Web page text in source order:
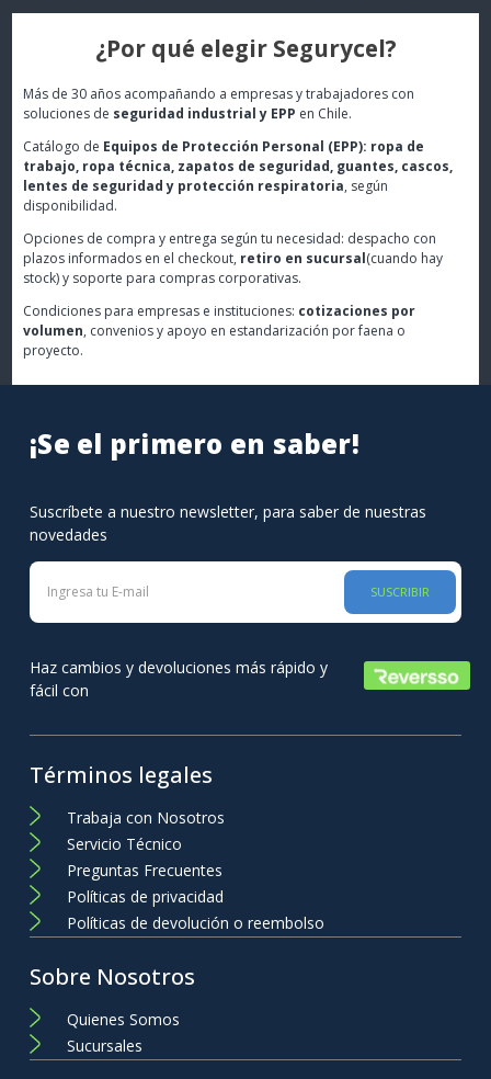
¿Por qué elegir Segurycel?
Más de 30 años acompañando a empresas y trabajadores con
soluciones de seguridad industrial y EPP en Chile.
Catálogo de Equipos de Protección Personal (EPP): ropa de
trabajo, ropa técnica, zapatos de seguridad, guantes, cascos,
lentes de seguridad y protección respiratoria, según
disponibilidad.
Opciones de compra y entrega según tu necesidad: despacho con
plazos informados en el checkout, retiro en sucursal(cuando hay
stock) y soporte para compras corporativas.
Condiciones para empresas e instituciones: cotizaciones por
volumen, convenios y apoyo en estandarización por faena o
proyecto.
¡Se el primero en saber!
Suscríbete a nuestro newsletter, para saber de nuestras
novedades
SUSCRIBIR
Haz cambios y devoluciones más rápido y
fácil con
Términos legales
Trabaja con Nosotros
Servicio Técnico
Preguntas Frecuentes
Políticas de privacidad
Políticas de devolución o reembolso
Sobre Nosotros
Quienes Somos
Sucursales